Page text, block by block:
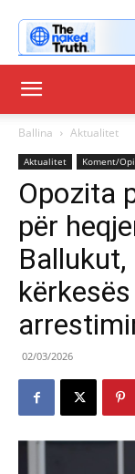
Ballina Aktualitet
Aktualitet Koment/
Opozita
për
02/03/2026